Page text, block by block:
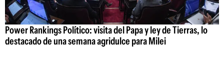
Power Rankings Político: visita del Papa y ley de Tierras, lo
destacado de una semana agridulce para Milei